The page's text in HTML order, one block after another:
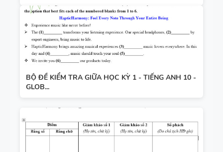
BỘ ĐỀ KIỂM TRA GIỮA HỌC KỲ 1 - TIẾNG ANH 10 -
GLOB...